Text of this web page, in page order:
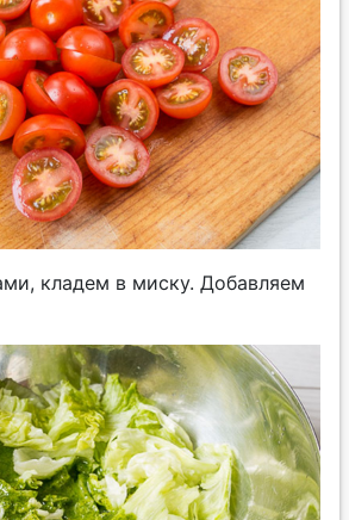
кладем в миску. Добавляем